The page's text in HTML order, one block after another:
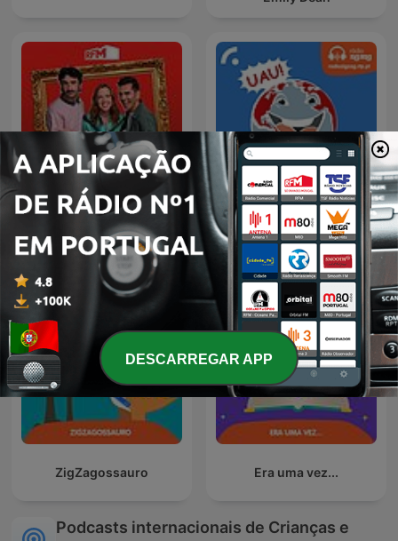
RFM - Café curto
Inacreditáveis Verdades
do Planeta
ZigZagossauro Era uma vez...
Podcasts internacionais de Crianças e
DESCARREGAR APP